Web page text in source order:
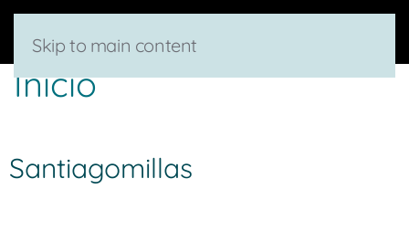
Skip to main content
Inicio
Santiagomillas